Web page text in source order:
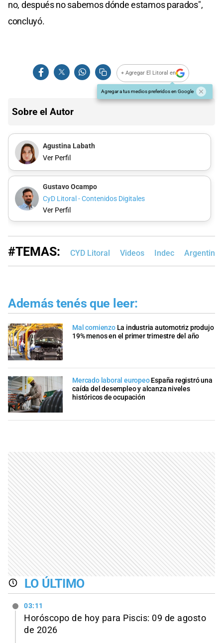
no, después no sabemos dónde estamos parados",
concluyó.
+ Agregar El Litoral en
Agregar a tus medios preferidos en Google
Sobre el Autor
Agustina Labath
Ver Perfil
Gustavo Ocampo
CyD Litoral - Contenidos Digitales
Ver Perfil
#TEMAS: CYD Litoral Videos Indec Argentina
Además tenés que leer:
Mal comienzo La industria automotriz produjo
19% menos en el primer trimestre del año
Mercado laboral europeo España registró una
caída del desempleo y alcanza niveles
históricos de ocupación
LO ÚLTIMO
03:11
Horóscopo de hoy para Piscis: 09 de agosto
de 2026